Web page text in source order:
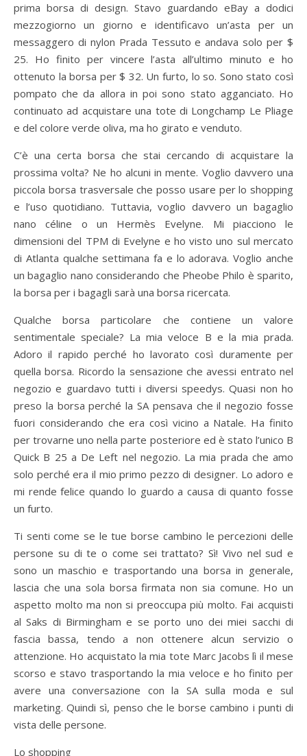
prima borsa di design. Stavo guardando eBay a dodici
mezzogiorno un giorno e identificavo un’asta per un
messaggero di nylon Prada Tessuto e andava solo per $
25. Ho finito per vincere l’asta all’ultimo minuto e ho
ottenuto la borsa per $ 32. Un furto, lo so. Sono stato così
pompato che da allora in poi sono stato agganciato. Ho
continuato ad acquistare una tote di Longchamp Le Pliage
e del colore verde oliva, ma ho girato e venduto.
C’è una certa borsa che stai cercando di acquistare la
prossima volta? Ne ho alcuni in mente. Voglio davvero una
piccola borsa trasversale che posso usare per lo shopping
e l’uso quotidiano. Tuttavia, voglio davvero un bagaglio
nano céline o un Hermès Evelyne. Mi piacciono le
dimensioni del TPM di Evelyne e ho visto uno sul mercato
di Atlanta qualche settimana fa e lo adorava. Voglio anche
un bagaglio nano considerando che Pheobe Philo è sparito,
la borsa per i bagagli sarà una borsa ricercata.
Qualche borsa particolare che contiene un valore
sentimentale speciale? La mia veloce B e la mia prada.
Adoro il rapido perché ho lavorato così duramente per
quella borsa. Ricordo la sensazione che avessi entrato nel
negozio e guardavo tutti i diversi speedys. Quasi non ho
preso la borsa perché la SA pensava che il negozio fosse
fuori considerando che era così vicino a Natale. Ha finito
per trovarne uno nella parte posteriore ed è stato l’unico B
Quick B 25 a De Left nel negozio. La mia prada che amo
solo perché era il mio primo pezzo di designer. Lo adoro e
mi rende felice quando lo guardo a causa di quanto fosse
un furto.
Ti senti come se le tue borse cambino le percezioni delle
persone su di te o come sei trattato? Sì! Vivo nel sud e
sono un maschio e trasportando una borsa in generale,
lascia che una sola borsa firmata non sia comune. Ho un
aspetto molto ma non si preoccupa più molto. Fai acquisti
al Saks di Birmingham e se porto uno dei miei sacchi di
fascia bassa, tendo a non ottenere alcun servizio o
attenzione. Ho acquistato la mia tote Marc Jacobs lì il mese
scorso e stavo trasportando la mia veloce e ho finito per
avere una conversazione con la SA sulla moda e sul
marketing. Quindi sì, penso che le borse cambino i punti di
vista delle persone.
Lo shopping